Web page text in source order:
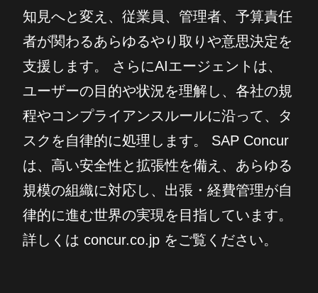
知見へと変え、従業員、管理者、予算責任
者が関わるあらゆるやり取りや意思決定を
支援します。 さらにAIエージェントは、
ユーザーの目的や状況を理解し、各社の規
程やコンプライアンスルールに沿って、タ
スクを自律的に処理します。 SAP Concur
は、高い安全性と拡張性を備え、あらゆる
規模の組織に対応し、出張・経費管理が自
律的に進む世界の実現を目指しています。
詳しくは concur.co.jp をご覧ください。